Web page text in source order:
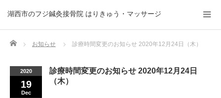
湖西市のフジ鍼灸接骨院 はりきゅう・マッサージ
Home お知らせ 診療時間変更のお知らせ 2020年12月24日（木）
2020
19
Dec
診療時間変更のお知らせ 2020年12月24日
（木）